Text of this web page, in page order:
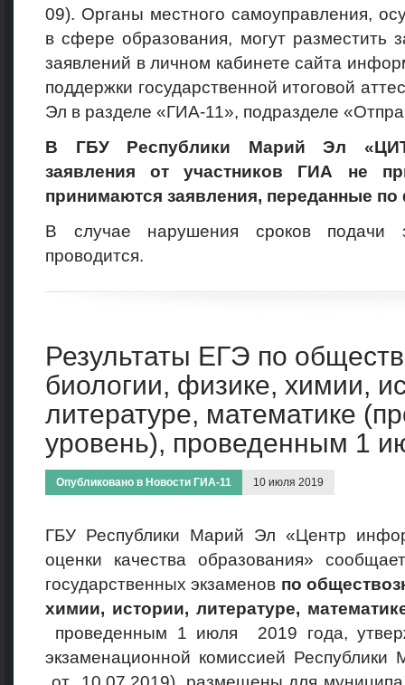
09). Органы местного самоуправления,
в сфере образования, могут разместить
заявлений в личном кабинете сайта
поддержки государственной итоговой
Эл в разделе «ГИА-11», подразделе
В ГБУ Республики Марий Эл
заявления от участников ГИА не
принимаются заявления, переданные по
В случае нарушения сроков подачи
проводится.
Результаты ЕГЭ по
биологии, физике, химии,
литературе, математике
уровень), проведенным 1
Опубликовано в Новости ГИА-11 10 июля 2019
ГБУ Республики Марий Эл «Центр
оценки качества образования»
государственных экзаменов по
химии, истории, литературе,
проведенным 1 июля 2019 года,
экзаменационной комиссией